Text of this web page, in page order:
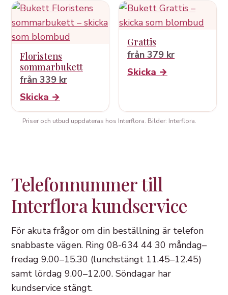
Floristens
sommarbukett
från 339 kr
Skicka →
Grattis
från 379 kr
Skicka →
Priser och utbud uppdateras hos Interflora. Bilder: Interflora.
Telefonnummer till
Interflora kundservice
För akuta frågor om din beställning är telefon
snabbaste vägen. Ring 08-634 44 30 måndag–
fredag 9.00–15.30 (lunchstängt 11.45–12.45)
samt lördag 9.00–12.00. Söndagar har
kundservice stängt.